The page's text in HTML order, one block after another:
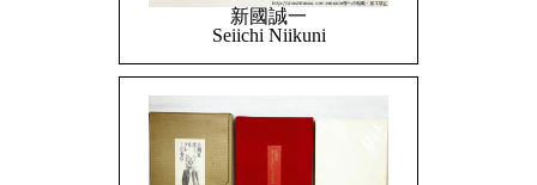
新國誠一
Seiichi Niikuni